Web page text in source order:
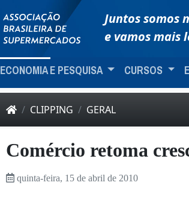
Juntos somos
e vamos mais
ECONOMIA E PESQUISA CURSOS
CLIPPING GERAL
Comércio retoma
quinta-feira, 15 de abril de 2010